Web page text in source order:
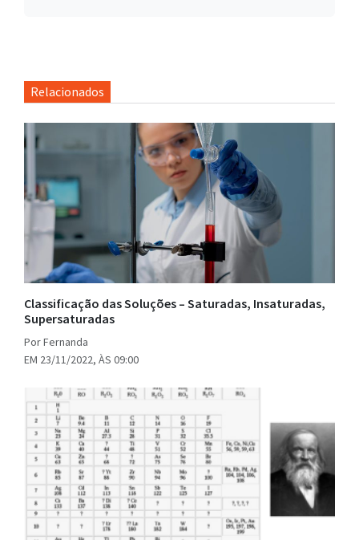
Relacionados
Classificação das Soluções – Saturadas, Insaturadas,
Supersaturadas
Por Fernanda
EM 23/11/2022, ÀS 09:00